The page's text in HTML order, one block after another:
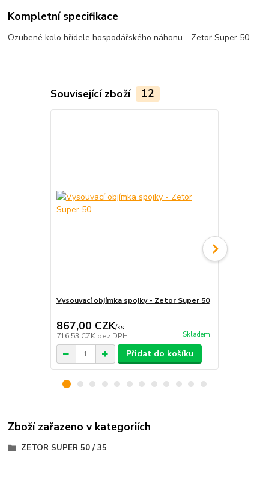
Kompletní specifikace
Ozubené kolo hřídele hospodářského náhonu - Zetor Super 50
Související zboží 12
Vysouvací objímka spojky - Zetor Super 50
867,00 CZK/ks
716,53 CZK bez DPH Skladem
Přidat do košíku
Zboží zařazeno v kategoriích
ZETOR SUPER 50 / 35